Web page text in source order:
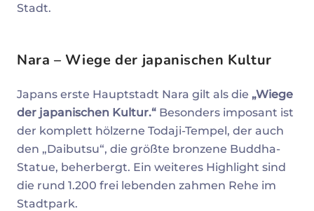
Stadt.
Nara – Wiege der japanischen Kultur
Japans erste Hauptstadt Nara gilt als die „Wiege
der japanischen Kultur.“ Besonders imposant ist
der komplett hölzerne Todaji-Tempel, der auch
den „Daibutsu“, die größte bronzene Buddha-
Statue, beherbergt. Ein weiteres Highlight sind
die rund 1.200 frei lebenden zahmen Rehe im
Stadtpark.